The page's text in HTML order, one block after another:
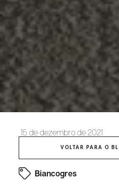
15 de dezembro de 2021
Biancogres
VOLTAR PARA O